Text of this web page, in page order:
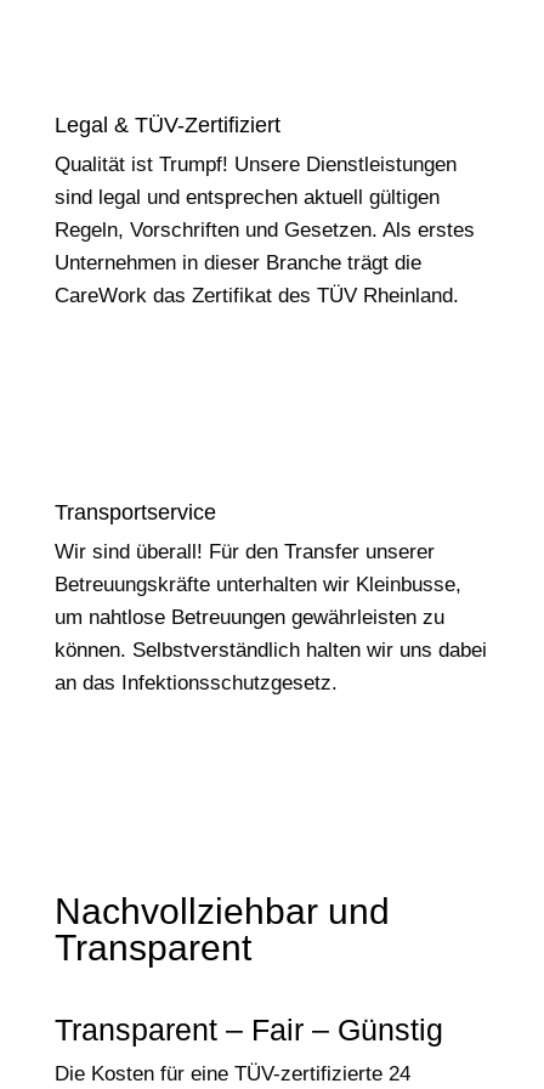
Legal & TÜV-Zertifiziert
Qualität ist Trumpf! Unsere Dienstleistungen
sind legal und entsprechen aktuell gültigen
Regeln, Vorschriften und Gesetzen. Als erstes
Unternehmen in dieser Branche trägt die
CareWork das Zertifikat des TÜV Rheinland.
Transportservice
Wir sind überall! Für den Transfer unserer
Betreuungskräfte unterhalten wir Kleinbusse,
um nahtlose Betreuungen gewährleisten zu
können. Selbstverständlich halten wir uns dabei
an das Infektionsschutzgesetz.
Nachvollziehbar und
Transparent
Transparent – Fair – Günstig
Die Kosten für eine TÜV-zertifizierte 24